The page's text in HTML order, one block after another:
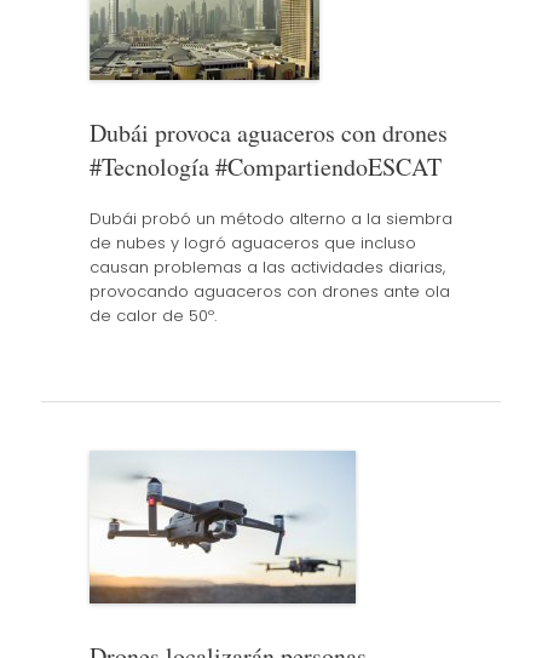
Dubái provoca aguaceros con drones
#Tecnología #CompartiendoESCAT
Dubái probó un método alterno a la siembra
de nubes y logró aguaceros que incluso
causan problemas a las actividades diarias,
provocando aguaceros con drones ante ola
de calor de 50º.